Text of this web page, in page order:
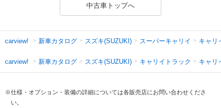
中古車トップへ
carview! 新車カタログ スズキ(SUZUKI) スーパーキャリイ キャリ
carview! 新車カタログ スズキ(SUZUKI) キャリイトラック キャリ
※仕様・オプション・装備の詳細については各販売店にお問い合わせくださ
い。